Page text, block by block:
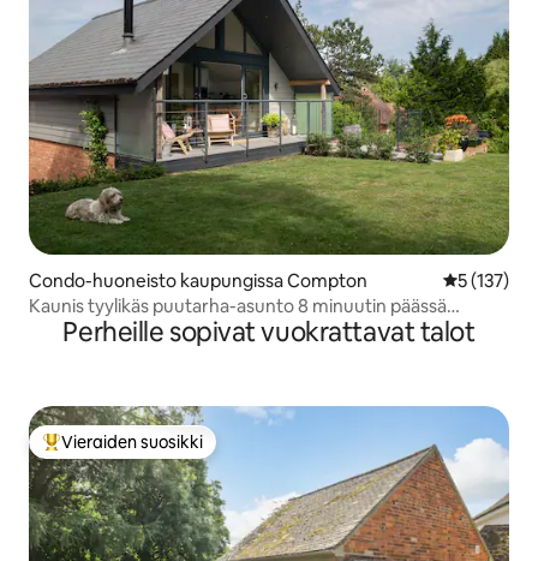
Condo-huoneisto kaupungissa Compton
5 (137)
Kaunis tyylikäs puutarha-asunto 8 minuutin päässä
Winchesteristä
Perheille sopivat vuokrattavat talot
Vieraiden suosikkien parhaimmistoa
Vieraiden suosikki